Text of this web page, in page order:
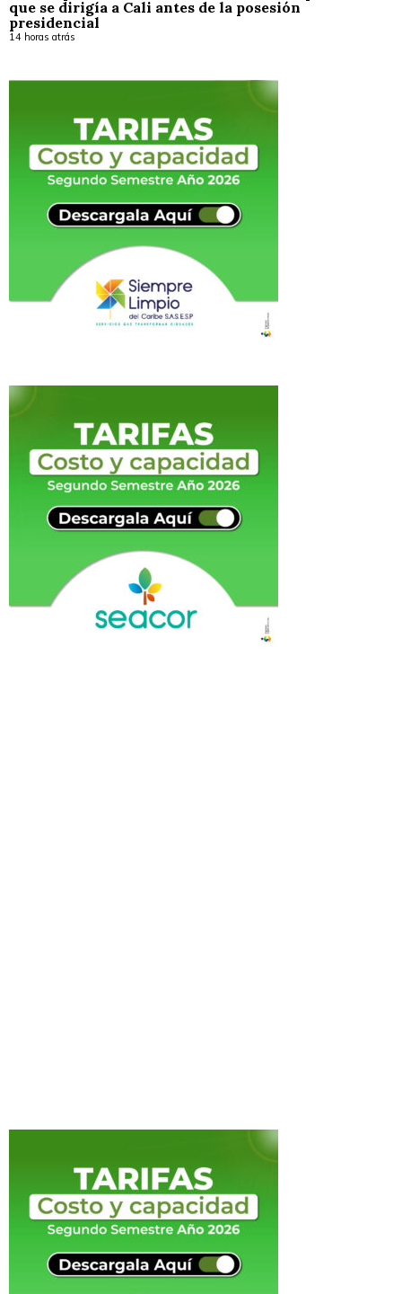
que se dirigía a Cali antes de la posesión
presidencial
14 horas atrás